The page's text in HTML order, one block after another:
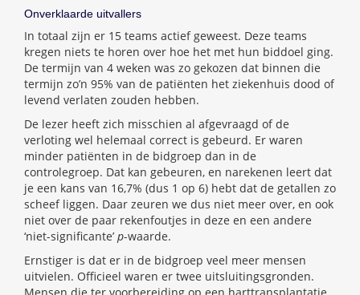
Onverklaarde uitvallers
In totaal zijn er 15 teams actief geweest. Deze teams
kregen niets te horen over hoe het met hun biddoel ging.
De termijn van 4 weken was zo gekozen dat binnen die
termijn zo’n 95% van de patiënten het ziekenhuis dood of
levend verlaten zouden hebben.
De lezer heeft zich misschien al afgevraagd of de
verloting wel helemaal correct is gebeurd. Er waren
minder patiënten in de bidgroep dan in de
controlegroep. Dat kan gebeuren, en narekenen leert dat
je een kans van 16,7% (dus 1 op 6) hebt dat de getallen zo
scheef liggen. Daar zeuren we dus niet meer over, en ook
niet over de paar rekenfoutjes in deze en een andere
‘niet-significante’ p-waarde.
Ernstiger is dat er in de bidgroep veel meer mensen
uitvielen. Officieel waren er twee uitsluitingsgronden.
Mensen die ter voorbereiding op een harttransplantatie